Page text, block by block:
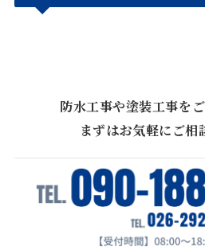
防水工事や塗装工事をご
まずはお気軽にご相